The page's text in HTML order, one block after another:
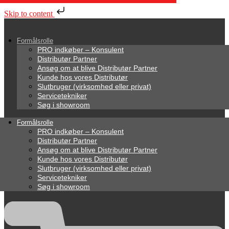
Skip to content
Formålsrolle
PRO indkøber – Konsulent
Distributør Partner
Ansøg om at blive Distributør Partner
Kunde hos vores Distributør
Slutbruger (virksomhed eller privat)
Servicetekniker
Søg i showroom
Formålsrolle
PRO indkøber – Konsulent
Distributør Partner
Ansøg om at blive Distributør Partner
Kunde hos vores Distributør
Slutbruger (virksomhed eller privat)
Servicetekniker
Søg i showroom